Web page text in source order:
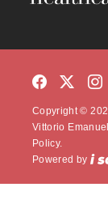
Copyright ©
Vittorio
Policy.
Powered by